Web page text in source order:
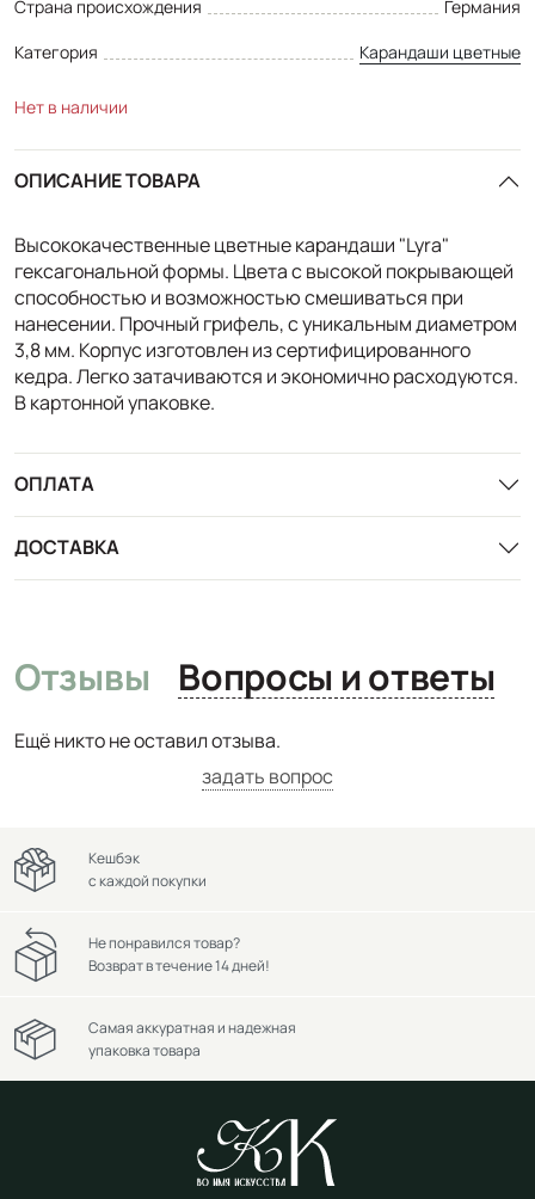
Страна происхождения
Германия
Категория
Карандаши цветные
Нет в наличии
ОПИСАНИЕ ТОВАРА
Высококачественные цветные карандаши "Lyra"
гексагональной формы. Цвета с высокой покрывающей
способностью и возможностью смешиваться при
нанесении. Прочный грифель, с уникальным диаметром
3,8 мм. Корпус изготовлен из сертифицированного
кедра. Легко затачиваются и экономично расходуются.
В картонной упаковке.
ОПЛАТА
ДОСТАВКА
Отзывы Вопросы и ответы
Ещё никто не оставил отзыва.
задать вопрос
Кешбэк
с каждой покупки
Не понравился товар?
Возврат в течение 14 дней!
Самая аккуратная и надежная
упаковка товара